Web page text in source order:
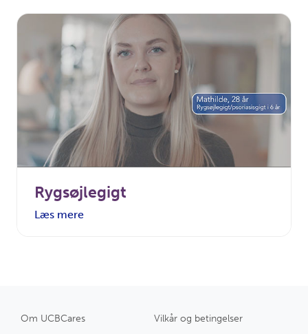
Rygsøjlegigt
Læs mere
Om UCBCares
Vilkår og betingelser